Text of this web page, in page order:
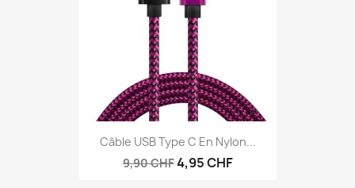
Câble USB Type C En Nylon...
9,90 CHF4,95 CHF